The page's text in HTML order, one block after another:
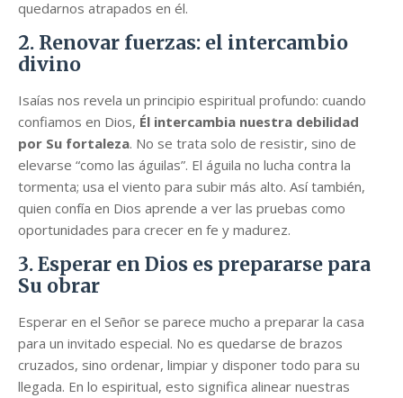
quedarnos atrapados en él.
2. Renovar fuerzas: el intercambio
divino
Isaías nos revela un principio espiritual profundo: cuando
confiamos en Dios, Él intercambia nuestra debilidad
por Su fortaleza. No se trata solo de resistir, sino de
elevarse “como las águilas”. El águila no lucha contra la
tormenta; usa el viento para subir más alto. Así también,
quien confía en Dios aprende a ver las pruebas como
oportunidades para crecer en fe y madurez.
3. Esperar en Dios es prepararse para
Su obrar
Esperar en el Señor se parece mucho a preparar la casa
para un invitado especial. No es quedarse de brazos
cruzados, sino ordenar, limpiar y disponer todo para su
llegada. En lo espiritual, esto significa alinear nuestras